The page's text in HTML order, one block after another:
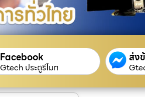
Facebook
Gtech ประตูรีโมท
ส่ง